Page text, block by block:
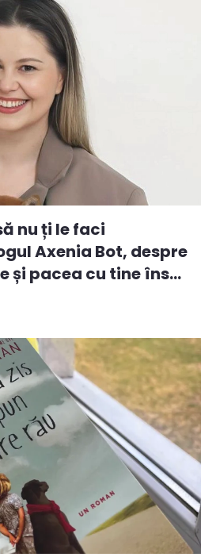
nu ți le faci
Axenia Bot, despre
și pacea cu tine îns...